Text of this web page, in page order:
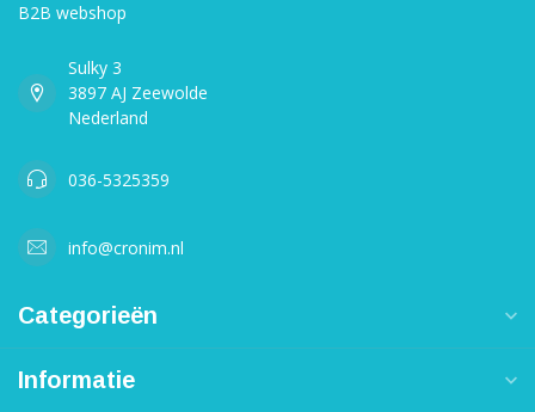
B2B webshop
Sulky 3
3897 AJ Zeewolde
Nederland
036-5325359
info@cronim.nl
Categorieën
Informatie